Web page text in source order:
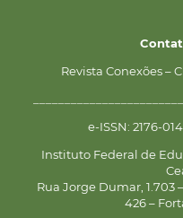
Revista Conexões –
e-ISSN: 2176-
Instituto Federal de
Rua Jorge Dumar, 1.703
426 –